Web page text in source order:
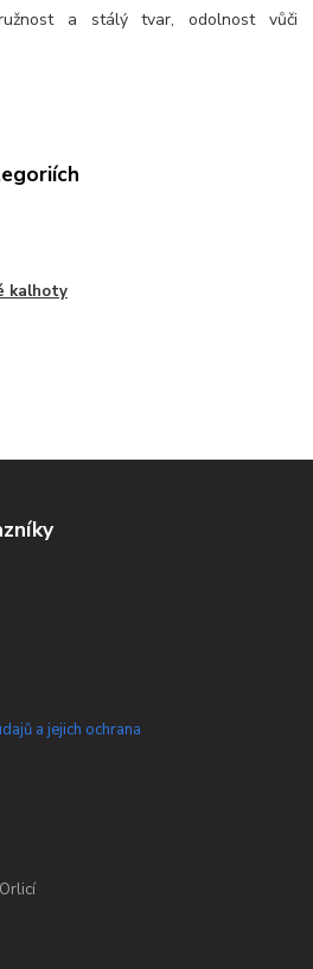
a stálý tvar, odolnost vůči
kalhoty
a jejich ochrana